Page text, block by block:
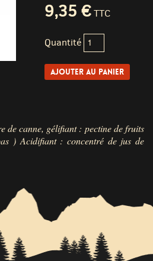
9,35 €TTC
Quantité
de canne, gélifiant : pectine de fruits
) Acidifiant : concentré de jus de